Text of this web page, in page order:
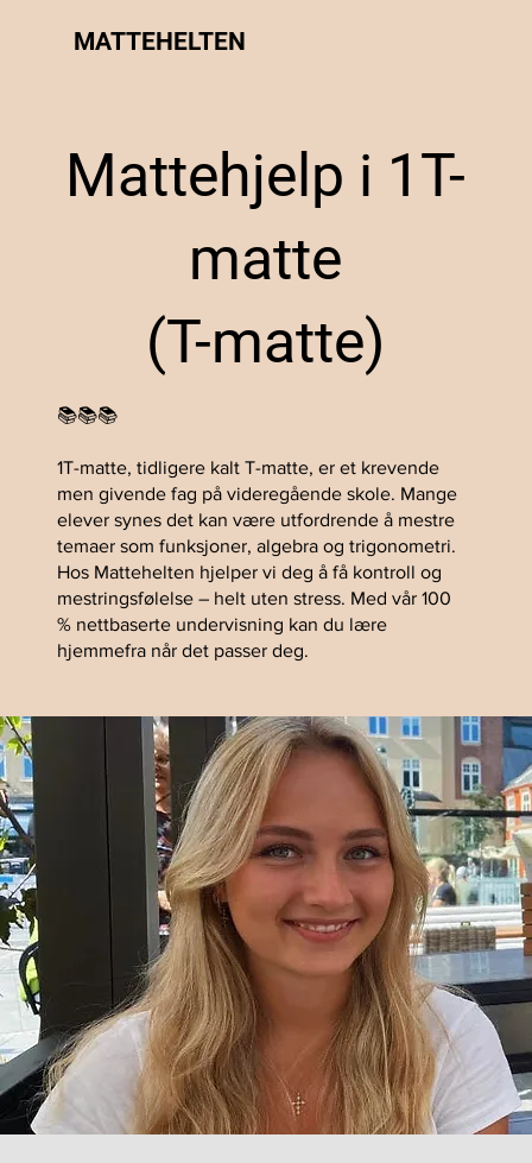
MATTEHELTEN
Mattehjelp i 1T-
matte
(T-matte)
📚📚📚
1T-matte, tidligere kalt T-matte, er et krevende
men givende fag på videregående skole. Mange
elever synes det kan være utfordrende å mestre
temaer som funksjoner, algebra og trigonometri.
Hos Mattehelten hjelper vi deg å få kontroll og
mestringsfølelse – helt uten stress. Med vår 100
% nettbaserte undervisning kan du lære
hjemmefra når det passer deg.